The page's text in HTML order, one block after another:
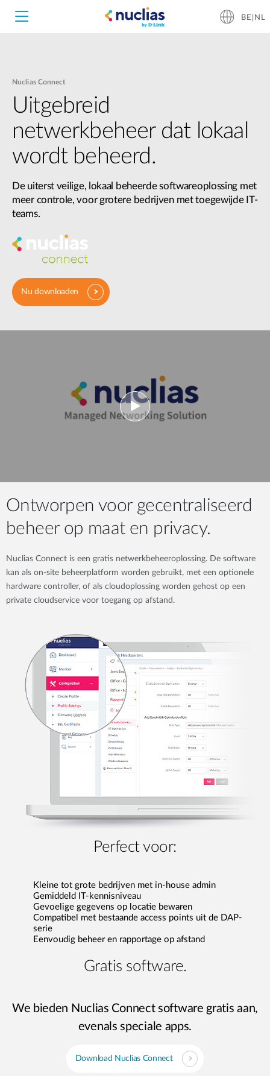
Nuclias Unity
Nuclias Cloud
Hardware DNH-1000
Hardware DNH-3000
Software DNC-5000
BE|NL
Nuclias Connect
Uitgebreid
netwerkbeheer dat lokaal
wordt beheerd.
De uiterst veilige, lokaal beheerde softwareoplossing met
meer controle, voor grotere bedrijven met toegewijde IT-
teams.
Nu downloaden
Ontworpen voor gecentraliseerd
beheer op maat en privacy.
Nuclias Connect is een gratis netwerkbeheeroplossing. De software
kan als on-site beheerplatform worden gebruikt, met een optionele
hardware controller, of als cloudoplossing worden gehost op een
private cloudservice voor toegang op afstand.
Perfect voor:
Kleine tot grote bedrijven met in-house admin
Gemiddeld IT-kennisniveau
Gevoelige gegevens op locatie bewaren
Compatibel met bestaande access points uit de DAP-
serie
Eenvoudig beheer en rapportage op afstand
Gratis software.
We bieden Nuclias Connect software gratis aan,
evenals speciale apps.
Download Nuclias Connect